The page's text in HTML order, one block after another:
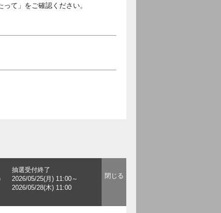
て」をご確認ください。
抽選受付終了
2026/05/25(月) 11:00～
2026/05/28(木) 11:00